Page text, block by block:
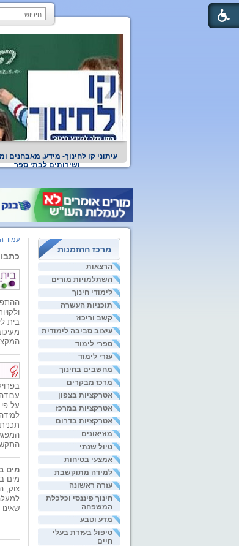
עיתוני קו לחינוך- מידע, מאבחנים
ושירותים לבתי ספר
מרכז ההזמנות
הרצאות
השתלמויות מורים
לימודי חינוך
תוכניות העשרה
קשב וריכוז
עיצוב סביבה לימודית
ספרי לימוד
עזרי לימוד
מחשבים בחינוך
מרכז מבקרים
אטרקציות בצפון
אטרקציות במרכז
אטרקציות בדרום
מוזיאונים
טיול שנתי
אמצעי בטיחות
למידה מתוקשבת
עזרה ראשונה
חינוך פיננסי וכלכלת
המשפחה
מדע וטבע
טיפול בעזרת בעלי
חיים
עמוד
בית
מים
מים
צוק,